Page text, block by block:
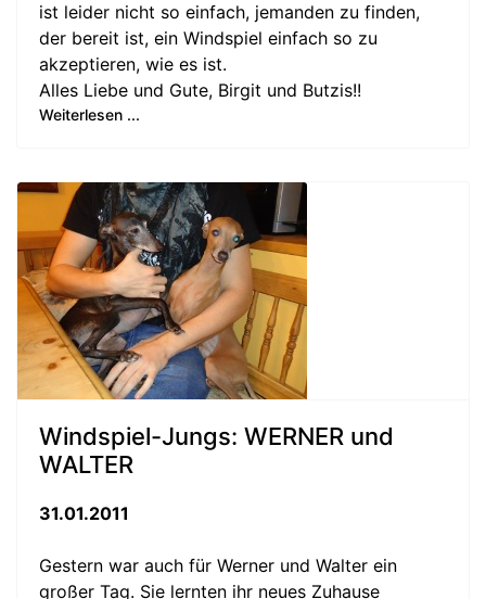
ist leider nicht so einfach, jemanden zu finden,
der bereit ist, ein Windspiel einfach so zu
akzeptieren, wie es ist.
Alles Liebe und Gute, Birgit und Butzis!!
Weiterlesen ...
Windspiel-Jungs: WERNER und
WALTER
31.01.2011
Gestern war auch für Werner und Walter ein
großer Tag. Sie lernten ihr neues Zuhause